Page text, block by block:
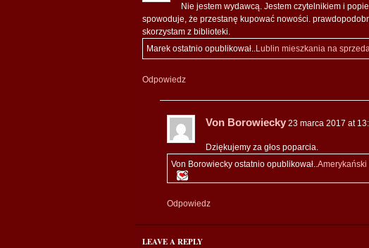
Nie jestem wydawcą. Jestem czytelnikiem i
spowoduje, że przestanę kupować nowości.
skorzystam z biblioteki.
Marek ostatnio opublikował.. Lublin mieszkania na
Odpowiedz
Von Borowiecky 23 marca 2017 at
Dziękujemy za głos poparcia.
Von Borowiecky ostatnio opublikował..
Odpowiedz
LEAVE A REPLY